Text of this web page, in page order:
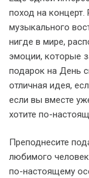
поход на
музыкального
нигде в мире,
эмоции, которые
подарок на День
отличная идея,
если вы вместе
хотите по-
Преподнесите
любимого
по-настоящему